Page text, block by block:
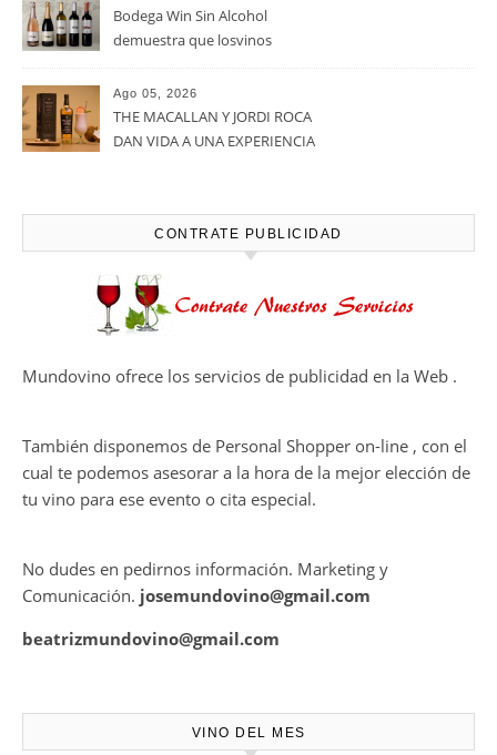
vitivinícola
Bodega Win Sin Alcohol
demuestra que losvinos
calidadcomienzan a diseñarse
en el viñedo
Ago 05, 2026
THE MACALLAN Y JORDI ROCA
DAN VIDA A UNA EXPERIENCIA
HARMONY COLLECTION
CONTRATE PUBLICIDAD
Mundovino ofrece los servicios de publicidad en la Web .
También disponemos de Personal Shopper on-line , con el
cual te podemos asesorar a la hora de la mejor elección de
tu vino para ese evento o cita especial.
No dudes en pedirnos información. Marketing y
Comunicación. josemundovino@gmail.com
beatrizmundovino@gmail.com
VINO DEL MES